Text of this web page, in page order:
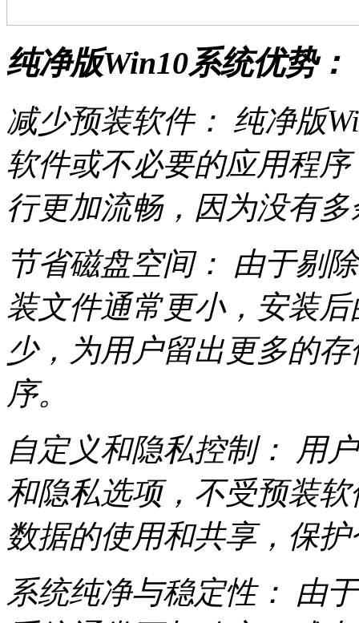
纯净版Win10系统优势：
减少预装软件： 纯净版
软件或不必要的应用程
行更加流畅，因为没有
节省磁盘空间： 由于剔
装文件通常更小，安装
少，为用户留出更多的
序。
自定义和隐私控制： 用
和隐私选项，不受预装
数据的使用和共享，保
系统纯净与稳定性： 由